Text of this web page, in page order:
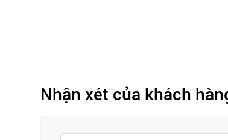
Nhận xét của khách